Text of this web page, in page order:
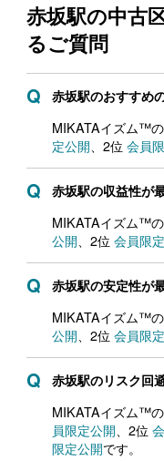
赤坂駅の中古
るご質問
赤坂駅のおすすめ
MIKATAイズム™
定公開 、2位会員
赤坂駅の収益性が
MIKATAイズム™
公開 、2位会員限
赤坂駅の安定性が
MIKATAイズム™
公開 、2位会員限
赤坂駅のリスク回
MIKATAイズム™
員限定公開 、2位
限定公開です。